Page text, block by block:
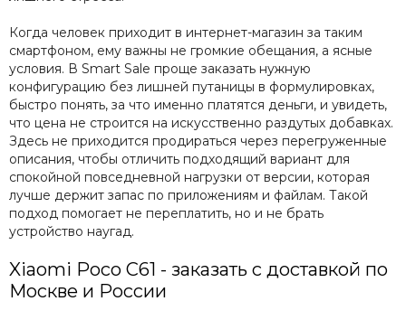
Когда человек приходит в интернет-магазин за таким
смартфоном, ему важны не громкие обещания, а ясные
условия. В Smart Sale проще заказать нужную
конфигурацию без лишней путаницы в формулировках,
быстро понять, за что именно платятся деньги, и увидеть,
что цена не строится на искусственно раздутых добавках.
Здесь не приходится продираться через перегруженные
описания, чтобы отличить подходящий вариант для
спокойной повседневной нагрузки от версии, которая
лучше держит запас по приложениям и файлам. Такой
подход помогает не переплатить, но и не брать
устройство наугад.
Xiaomi Poco C61 - заказать с доставкой по
Москве и России